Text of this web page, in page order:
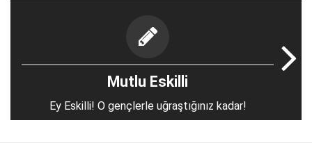
Mutlu Eskilli
Ey Eskilli! O gençlerle uğraştığınız kadar!